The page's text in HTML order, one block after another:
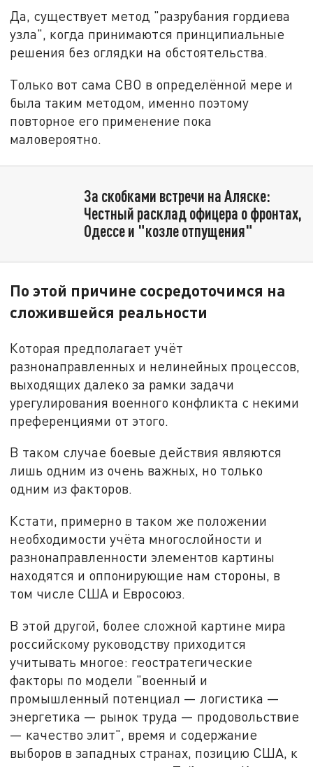
Да, существует метод "разрубания гордиева
узла", когда принимаются принципиальные
решения без оглядки на обстоятельства.
Только вот сама СВО в определённой мере и
была таким методом, именно поэтому
повторное его применение пока
маловероятно.
За скобками встречи на Аляске:
Честный расклад офицера о фронтах,
Одессе и "козле отпущения"
По этой причине сосредоточимся на
сложившейся реальности
Которая предполагает учёт
разнонаправленных и нелинейных процессов,
выходящих далеко за рамки задачи
урегулирования военного конфликта с некими
преференциями от этого.
В таком случае боевые действия являются
лишь одним из очень важных, но только
одним из факторов.
Кстати, примерно в таком же положении
необходимости учёта многослойности и
разнонаправленности элементов картины
находятся и оппонирующие нам стороны, в
том числе США и Евросоюз.
В этой другой, более сложной картине мира
российскому руководству приходится
учитывать многое: геостратегические
факторы по модели "военный и
промышленный потенциал — логистика —
энергетика — рынок труда — продовольствие
— качество элит", время и содержание
выборов в западных странах, позицию США, к